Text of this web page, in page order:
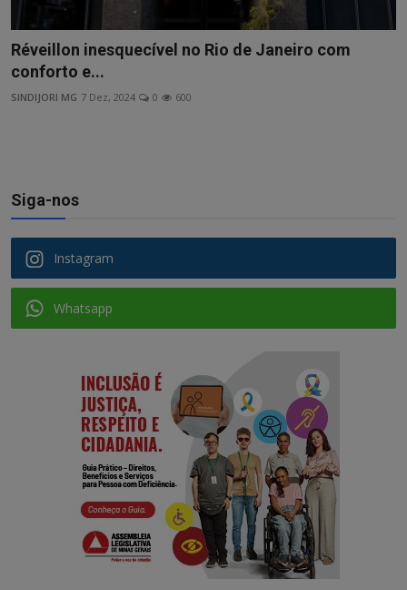
Réveillon inesquecível no Rio de Janeiro com
conforto e...
SINDIJORI MG 7 Dez, 2024 0 600
Siga-nos
Instagram
Whatsapp